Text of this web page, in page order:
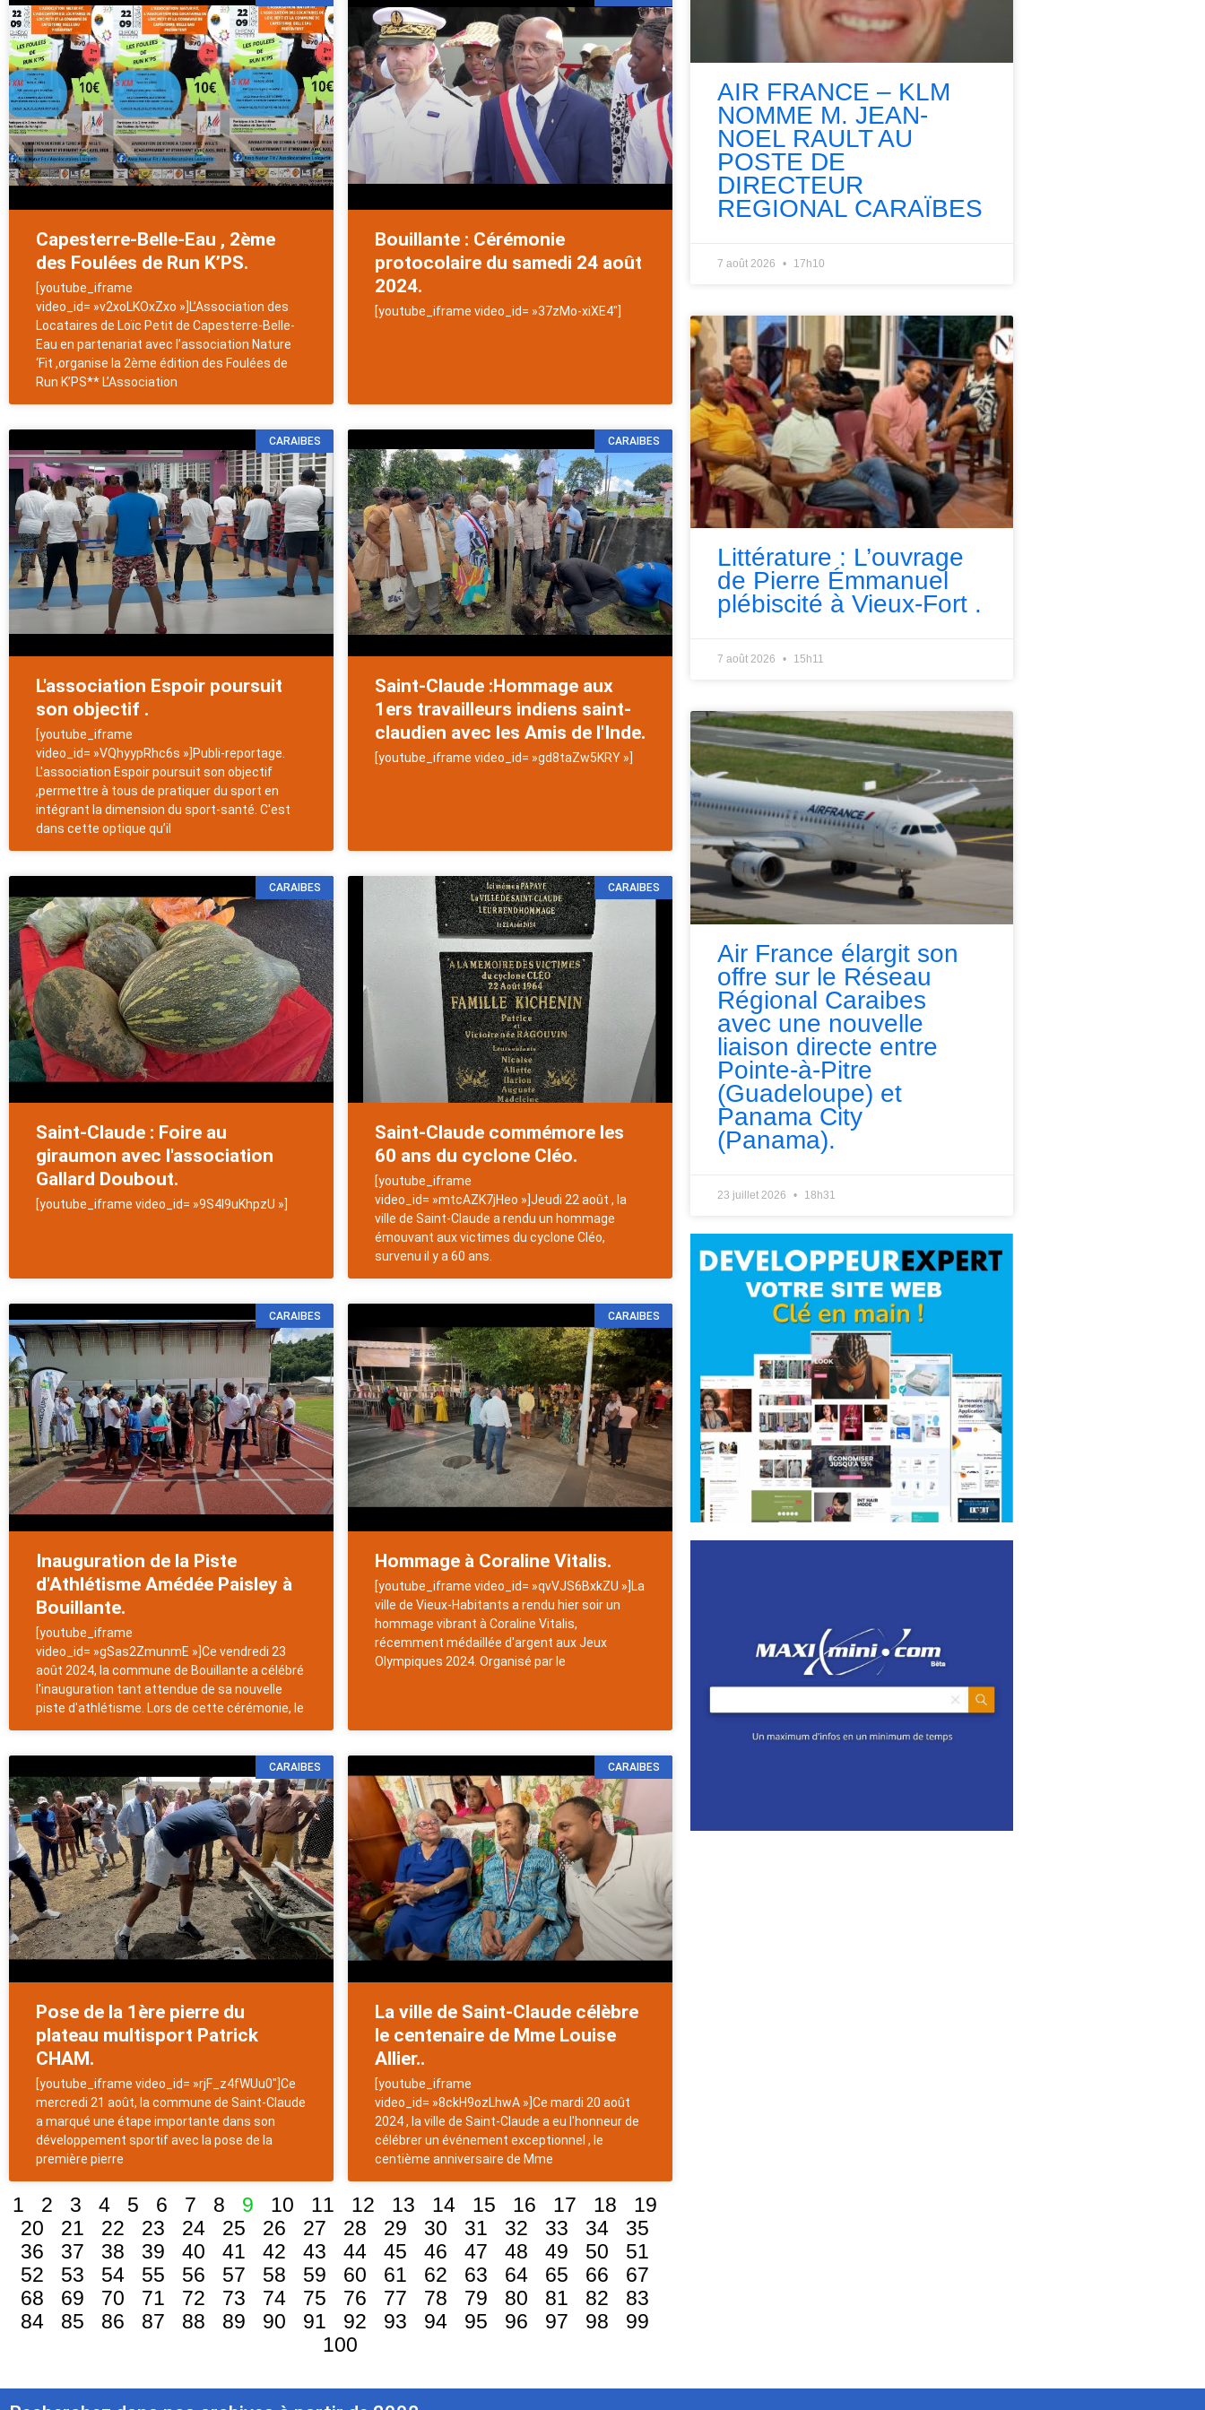
Capesterre-Belle-Eau , 2ème
des Foulées de Run K’PS.
[youtube_iframe
video_id= »v2xoLKOxZxo »]L’Association des
Locataires de Loïc Petit de Capesterre-Belle-
Eau en partenariat avec l’association Nature
‘Fit ,organise la 2ème édition des Foulées de
Run K’PS** L’Association
Bouillante : Cérémonie
protocolaire du samedi 24 août
2024.
[youtube_iframe video_id= »37zMo-xiXE4″]
CARAIBES
L'association Espoir poursuit
son objectif .
[youtube_iframe
video_id= »VQhyypRhc6s »]Publi-reportage.
L'association Espoir poursuit son objectif
,permettre à tous de pratiquer du sport en
intégrant la dimension du sport-santé. C'est
dans cette optique qu’il
CARAIBES
Saint-Claude :Hommage aux
1ers travailleurs indiens saint-
claudien avec les Amis de l'Inde.
[youtube_iframe video_id= »gd8taZw5KRY »]
CARAIBES
Saint-Claude : Foire au
giraumon avec l'association
Gallard Doubout.
[youtube_iframe video_id= »9S4I9uKhpzU »]
CARAIBES
Saint-Claude commémore les
60 ans du cyclone Cléo.
[youtube_iframe
video_id= »mtcAZK7jHeo »]Jeudi 22 août , la
ville de Saint-Claude a rendu un hommage
émouvant aux victimes du cyclone Cléo,
survenu il y a 60 ans.
CARAIBES
Inauguration de la Piste
d'Athlétisme Amédée Paisley à
Bouillante.
[youtube_iframe
video_id= »gSas2ZmunmE »]Ce vendredi 23
août 2024, la commune de Bouillante a célébré
l'inauguration tant attendue de sa nouvelle
piste d'athlétisme. Lors de cette cérémonie, le
CARAIBES
Hommage à Coraline Vitalis.
[youtube_iframe video_id= »qvVJS6BxkZU »]La
ville de Vieux-Habitants a rendu hier soir un
hommage vibrant à Coraline Vitalis,
récemment médaillée d'argent aux Jeux
Olympiques 2024. Organisé par le
CARAIBES
Pose de la 1ère pierre du
plateau multisport Patrick
CHAM.
[youtube_iframe video_id= »rjF_z4fWUu0″]Ce
mercredi 21 août, la commune de Saint-Claude
a marqué une étape importante dans son
développement sportif avec la pose de la
première pierre
CARAIBES
La ville de Saint-Claude célèbre
le centenaire de Mme Louise
Allier..
[youtube_iframe
video_id= »8ckH9ozLhwA »]Ce mardi 20 août
2024 , la ville de Saint-Claude a eu l'honneur de
célébrer un événement exceptionnel , le
centième anniversaire de Mme
1 2 3 4 5 6 7 8 9 10 11 12 13 14 15 16 17 18
19
20
21 22 23 24 25 26 27 28 29 30 31 32 33 34
35
36
37 38 39 40 41 42 43 44 45 46 47 48 49 50
51
52
53 54 55 56 57 58 59 60 61 62 63 64 65 66
67
68
69 70 71 72 73 74 75 76 77 78 79 80 81 82
83
84
85 86 87 88 89 90 91 92 93 94 95 96 97 98
99
100
AIR FRANCE – KLM
NOMME M. JEAN-
NOEL RAULT AU
POSTE DE
DIRECTEUR
REGIONAL CARAÏBES
7 août 2026 17h10
Littérature : L’ouvrage
de Pierre Émmanuel
plébiscité à Vieux-Fort .
7 août 2026 15h11
Air France élargit son
offre sur le Réseau
Régional Caraibes
avec une nouvelle
liaison directe entre
Pointe-à-Pitre
(Guadeloupe) et
Panama City
(Panama).
23 juillet 2026 18h31